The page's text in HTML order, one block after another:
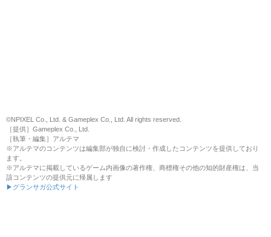
©NPIXEL Co., Ltd. & Gameplex Co., Ltd. All rights reserved.
［提供］Gameplex Co., Ltd.
［執筆・編集］アルテマ
※アルテマのコンテンツは編集部が独自に検討・作成したコンテンツを提供しており
ます。
※アルテマに掲載しているゲーム内画像の著作権、商標権その他の知的財産権は、当
該コンテンツの提供元に帰属します
▶グランサガ公式サイト